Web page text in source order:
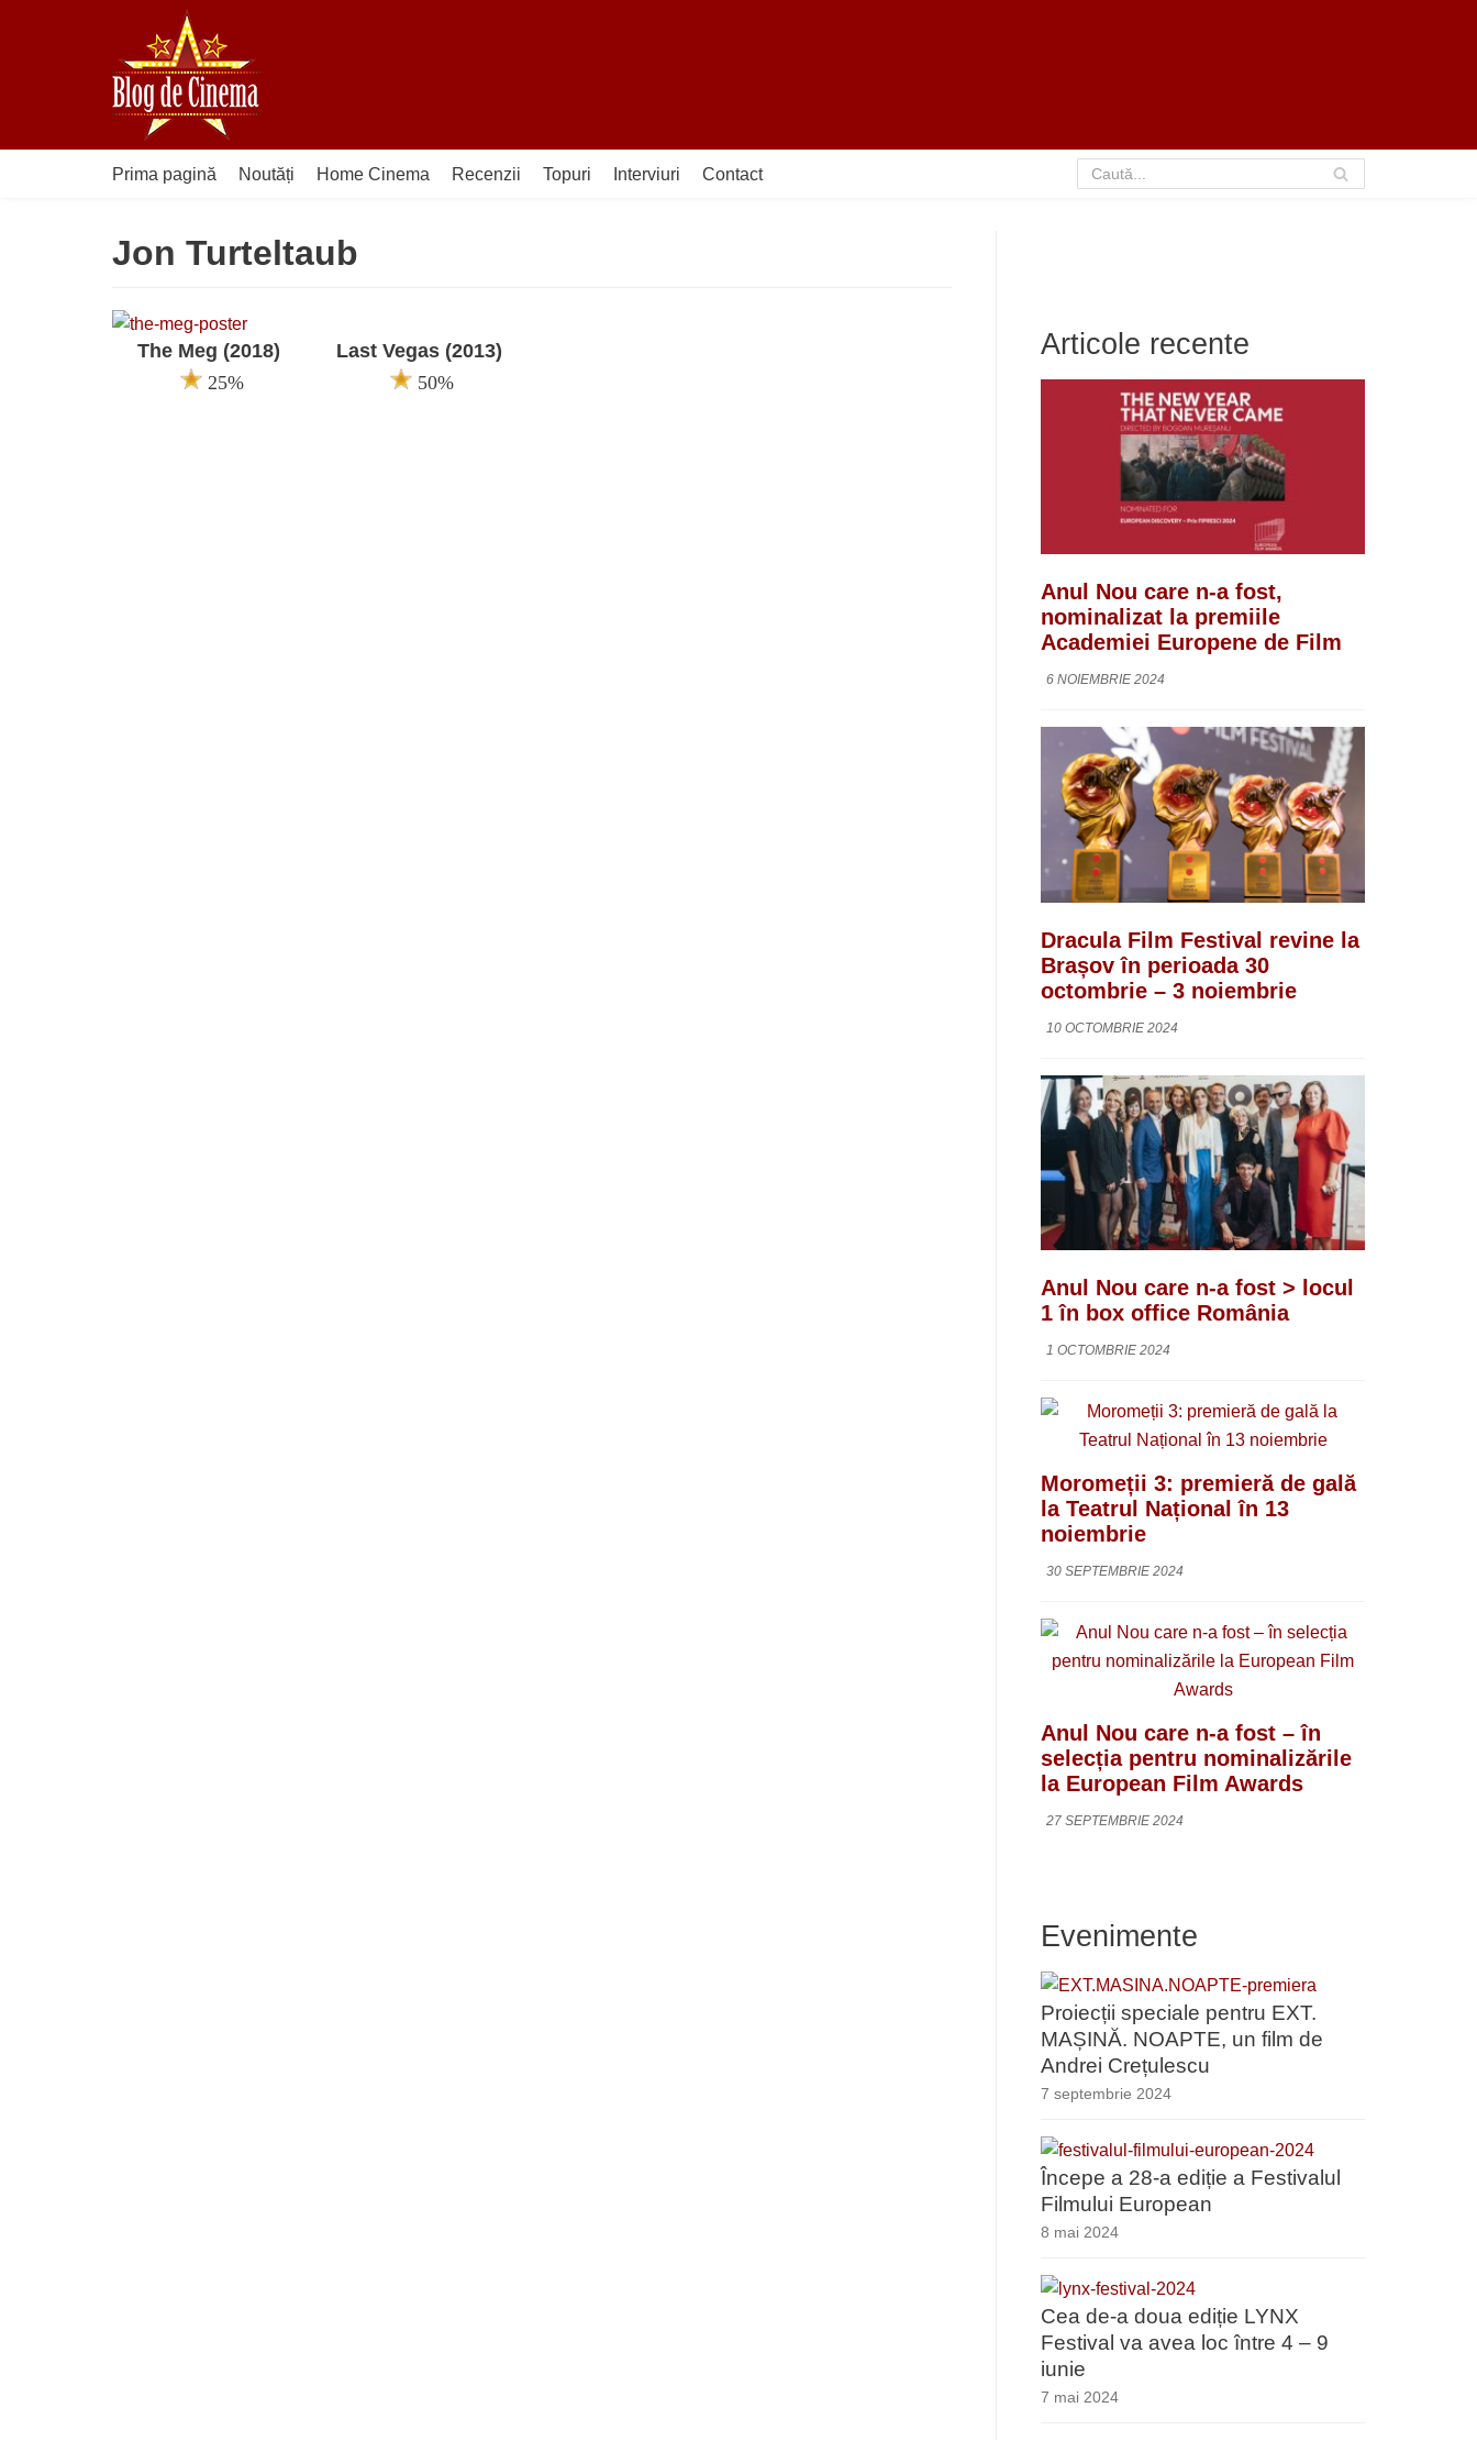
Prima pagină Noutăți Home Cinema Recenzii Topuri Interviuri Contact
Jon Turteltaub
The Meg (2018)
25%
Last Vegas (2013)
50%
Articole recente
Anul Nou care n-a fost,
nominalizat la premiile
Academiei Europene de Film
6 NOIEMBRIE 2024
Dracula Film Festival revine la
Brașov în perioada 30
octombrie – 3 noiembrie
10 OCTOMBRIE 2024
Anul Nou care n-a fost > locul
1 în box office România
1 OCTOMBRIE 2024
Moromeții 3: premieră de gală
la Teatrul Național în 13
noiembrie
30 SEPTEMBRIE 2024
Anul Nou care n-a fost – în
selecția pentru nominalizările
la European Film Awards
27 SEPTEMBRIE 2024
Evenimente
Proiecții speciale pentru EXT.
MAȘINĂ. NOAPTE, un film de
Andrei Crețulescu
7 septembrie 2024
Începe a 28-a ediție a Festivalul
Filmului European
8 mai 2024
Cea de-a doua ediție LYNX
Festival va avea loc între 4 – 9
iunie
7 mai 2024